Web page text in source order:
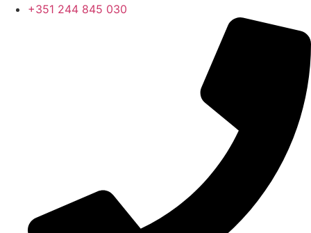
+351 244 845 030